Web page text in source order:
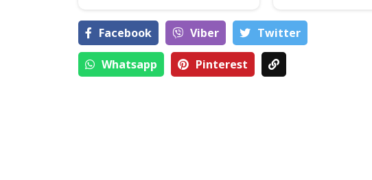
Facebook Viber Тwitter
Whatsapp Pinterest